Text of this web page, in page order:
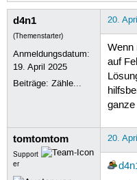
d4n1
(Themenstarter)
Anmeldungsdatum:
19. April 2025
Beiträge:Zähle...
20.
Wenn
auf
tomtomtom
Support
er
20.